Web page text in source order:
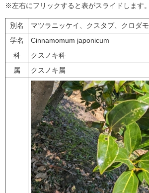
※左右にフリックすると表がスライドします。
別名
マツラニッケイ、クスタブ、クロダモ
学名
Cinnamomum japonicum
科
クスノキ科
属
クスノキ属